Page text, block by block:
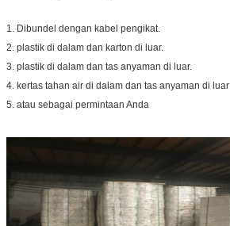
1. Dibundel dengan kabel pengikat.
2. plastik di dalam dan karton di luar.
3. plastik di dalam dan tas anyaman di luar.
4. kertas tahan air di dalam dan tas anyaman di luar
5. atau sebagai permintaan Anda